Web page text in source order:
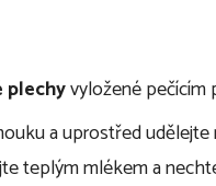
plechyvyložené pečícím
a uprostřed
teplým mlékem a